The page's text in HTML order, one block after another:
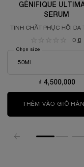
GÉNIFIQUE
SERUM
TINH CHẤT PHỤC HỒI DA
0 0
Chọn size
₫ 4,500,000
THÊM VÀO GIỎ